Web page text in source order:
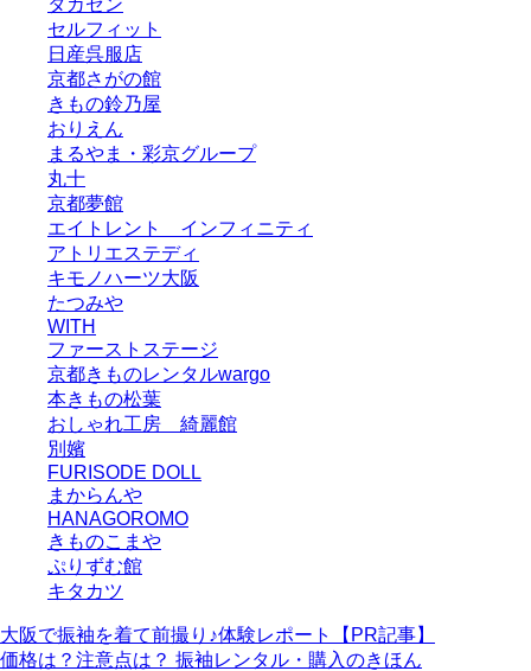
セルフィット
日産呉服店
京都さがの館
きもの鈴乃屋
おりえん
まるやま・彩京グループ
丸十
京都夢館
エイトレント インフィニティ
アトリエステディ
キモノハーツ大阪
たつみや
WITH
ファーストステージ
京都きものレンタルwargo
本きもの松葉
おしゃれ工房 綺麗館
別嬪
FURISODE DOLL
まからんや
HANAGOROMO
きものこまや
ぷりずむ館
キタカツ
大阪で振袖を着て前撮り♪体験レポート【PR記事】
価格は？注意点は？ 振袖レンタル・購入のきほん